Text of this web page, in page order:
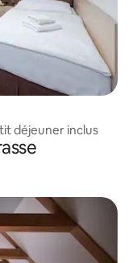
déjeuner inclus